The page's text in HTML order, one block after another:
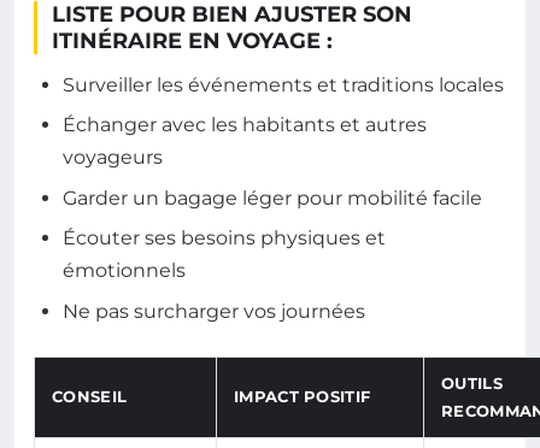
LISTE POUR BIEN AJUSTER SON
ITINÉRAIRE EN VOYAGE :
Surveiller les événements et traditions locales
Échanger avec les habitants et autres
voyageurs
Garder un bagage léger pour mobilité facile
Écouter ses besoins physiques et
émotionnels
Ne pas surcharger vos journées
CONSEIL IMPACT POSITIF
OUTILS